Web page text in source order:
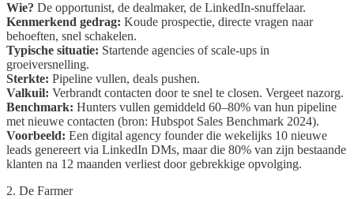
Wie? De opportunist, de dealmaker, de LinkedIn-snuffelaar.
Kenmerkend gedrag: Koude prospectie, directe vragen naar
behoeften, snel schakelen.
Typische situatie: Startende agencies of scale-ups in
groeiversnelling.
Sterkte: Pipeline vullen, deals pushen.
Valkuil: Verbrandt contacten door te snel te closen. Vergeet nazorg.
Benchmark: Hunters vullen gemiddeld 60–80% van hun pipeline
met nieuwe contacten (bron: Hubspot Sales Benchmark 2024).
Voorbeeld: Een digital agency founder die wekelijks 10 nieuwe
leads genereert via LinkedIn DMs, maar die 80% van zijn bestaande
klanten na 12 maanden verliest door gebrekkige opvolging.
2. De Farmer